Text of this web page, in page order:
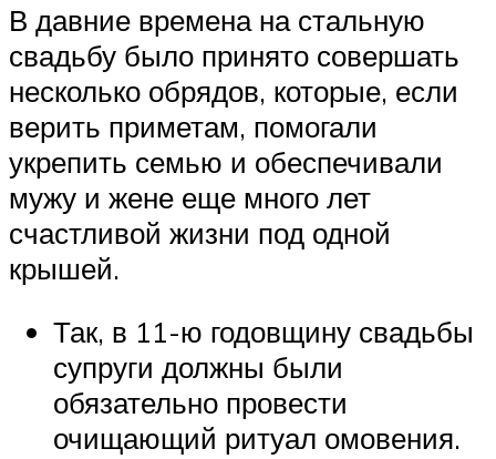
В давние времена на стальную
свадьбу было принято совершать
несколько обрядов, которые, если
верить приметам, помогали
укрепить семью и обеспечивали
мужу и жене еще много лет
счастливой жизни под одной
крышей.
Так, в 11-ю годовщину свадьбы
супруги должны были
обязательно провести
очищающий ритуал омовения.